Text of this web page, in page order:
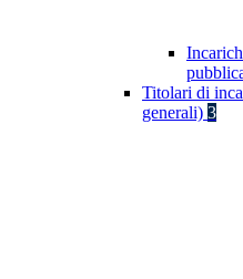
Titolari di
generali) 3